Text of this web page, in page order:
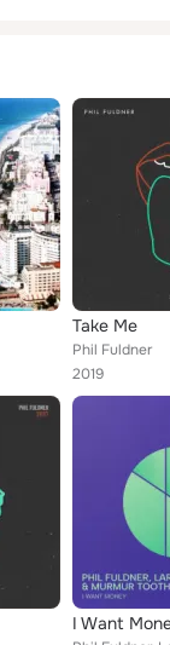
Take Me
Phil Fuldner
2019
I Want